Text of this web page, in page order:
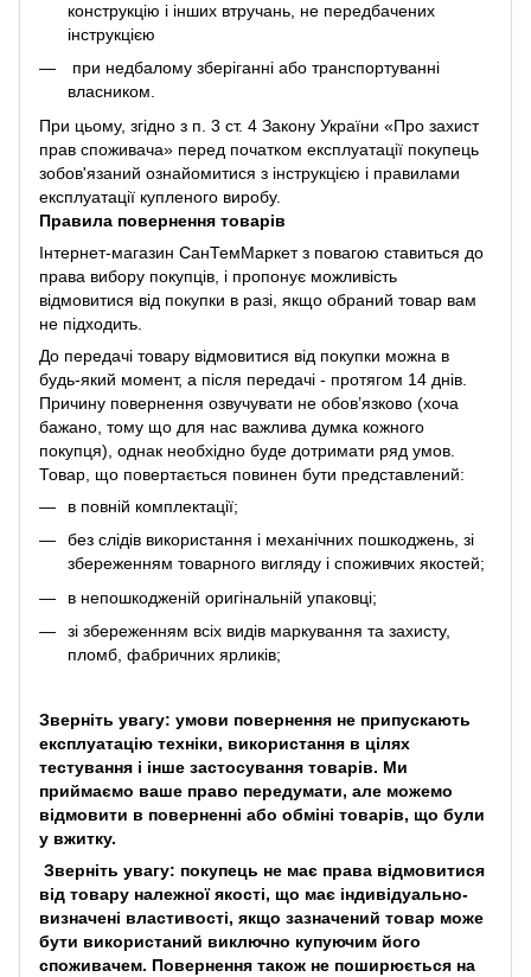
конструкцію і інших втручань, не передбачених
інструкцією
при недбалому зберіганні або транспортуванні
власником.
При цьому, згідно з п. 3 ст. 4 Закону України «Про захист
прав споживача» перед початком експлуатації покупець
зобов'язаний ознайомитися з інструкцією і правилами
експлуатації купленого виробу.
Правила повернення товарів
Інтернет-магазин СанТемМаркет з повагою ставиться до
права вибору покупців, і пропонує можливість
відмовитися від покупки в разі, якщо обраний товар вам
не підходить.
До передачі товару відмовитися від покупки можна в
будь-який момент, а після передачі - протягом 14 днів.
Причину повернення озвучувати не обов’язково (хоча
бажано, тому що для нас важлива думка кожного
покупця), однак необхідно буде дотримати ряд умов.
Товар, що повертається повинен бути представлений:
в повній комплектації;
без слідів використання і механічних пошкоджень, зі
збереженням товарного вигляду і споживчих якостей;
в непошкодженій оригінальній упаковці;
зі збереженням всіх видів маркування та захисту,
пломб, фабричних ярликів;
Зверніть увагу: умови повернення не припускають
експлуатацію техніки, використання в цілях
тестування і інше застосування товарів. Ми
приймаємо ваше право передумати, але можемо
відмовити в поверненні або обміні товарів, що були
у вжитку.
Зверніть увагу: покупець не має права відмовитися
від товару належної якості, що має індивідуально-
визначені властивості, якщо зазначений товар може
бути використаний виключно купуючим його
споживачем. Повернення також не поширюється на